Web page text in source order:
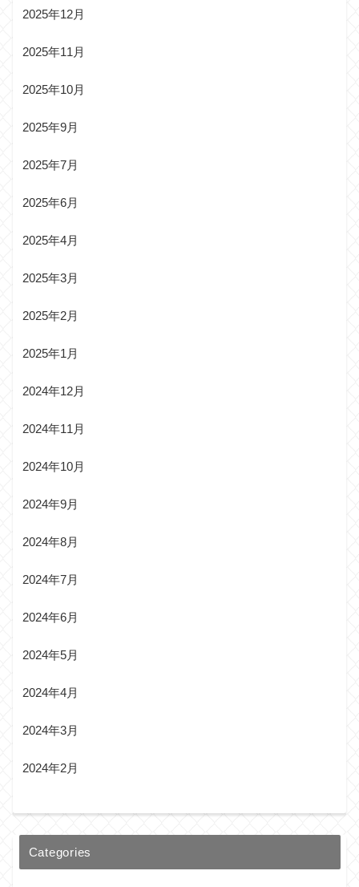
2025年12月
2025年11月
2025年10月
2025年9月
2025年7月
2025年6月
2025年4月
2025年3月
2025年2月
2025年1月
2024年12月
2024年11月
2024年10月
2024年9月
2024年8月
2024年7月
2024年6月
2024年5月
2024年4月
2024年3月
2024年2月
Categories